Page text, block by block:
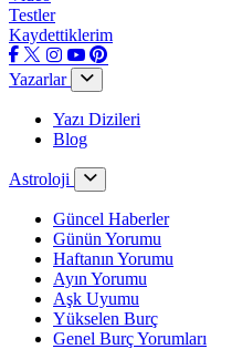
Testler
Kaydettiklerim
Yazarlar
Yazı Dizileri
Blog
Astroloji
Güncel Haberler
Günün Yorumu
Haftanın Yorumu
Ayın Yorumu
Aşk Uyumu
Yükselen Burç
Genel Burç Yorumları